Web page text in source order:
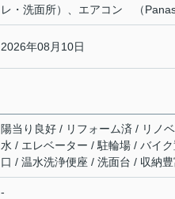
レ・洗面所）、エアコン （
2026年08月10日
陽当り良好 / リフォーム済 / リノ
水 / エレベーター / 駐輪場 / バイ
口 / 温水洗浄便座 / 洗面台 / 収納
-